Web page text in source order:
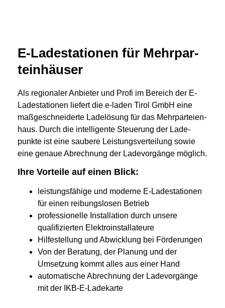
E-La­de­sta­tio­nen für Mehr­par­
tein­häu­ser
Als re­gio­na­ler An­bie­ter und Pro­fi im Be­reich der E-
La­de­sta­tio­nen lie­fert die e-laden Tirol GmbH eine
maß­ge­schnei­der­te La­delö­sung für das Mehr­par­tei­en­
haus. Durch die in­tel­li­gen­te Steue­rung der La­de­
punk­te ist eine sau­be­re Leis­tungs­ver­tei­lung so­wie
eine ge­naue Ab­rech­nung der La­de­vor­gän­ge mög­lich.
Ihre Vorteile auf einen Blick:
leistungsfähige und moderne E-Ladestationen
für einen reibungslosen Betrieb
professionelle Installation durch unsere
qualifizierten Elektroinstallateure
Hilfestellung und Abwicklung bei Förderungen
Von der Beratung, der Planung und der
Umsetzung kommt alles aus einer Hand
automatische Abrechnung der Ladevorgänge
mit der IKB-E-Ladekarte